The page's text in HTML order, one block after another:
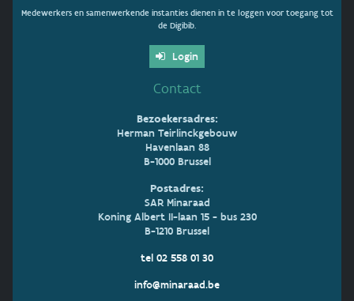
Medewerkers en samenwerkende instanties dienen in te loggen voor toegang tot
de Digibib.
Login
Contact
Bezoekersadres:
Herman Teirlinckgebouw
Havenlaan 88
B-1000 Brussel
Postadres:
SAR Minaraad
Koning Albert II-laan 15 - bus 230
B-1210 Brussel
tel 02 558 01 30
info@minaraad.be